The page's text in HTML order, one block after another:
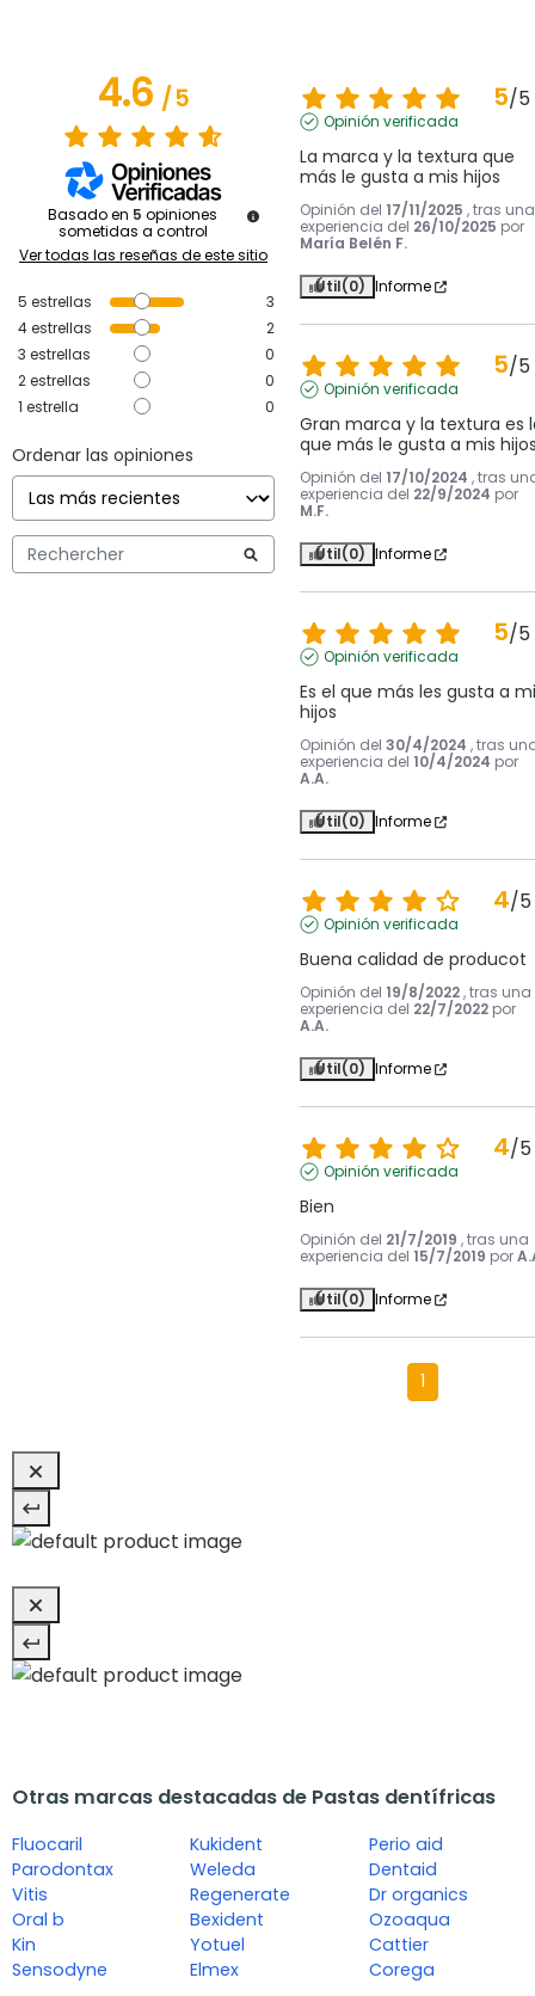
4.6/5
Basado en 5 opiniones
sometidas a control
Ver todas las reseñas de este sitio
5 estrellas
3
4estrellas
2
3 estrellas
0
2estrellas
0
1 estrella 0
Ordenar las opiniones
5/5
Opinión verificada
La marca y la textura que
más le gusta a mis hijos
Opinión del 17/11/2025 , tras una
experiencia del 26/10/2025 por
María Belén F.
Útil(0) Informe
5/5
Opinión verificada
Gran marca y la textura es
que más le gusta a mis
Opinión del 17/10/2024 , tras
experiencia del 22/9/2024 por
M.F.
Útil(0) Informe
5/5
Opinión verificada
Es el que más les gusta a
hijos
Opinión del 30/4/2024 , tras
experiencia del 10/4/2024 por
A.A.
Útil(0) Informe
4/5
Opinión verificada
Buena calidad de producot
Opinión del 19/8/2022 , tras una
experiencia del 22/7/2022 por
A.A.
Útil(0) Informe
4/5
Opinión verificada
Bien
Opinión del 21/7/2019 , tras una
experiencia del 15/7/2019 por
Útil(0) Informe
1
Otras marcas destacadas de Pastas dentífricas
Fluocaril
Parodontax
Vitis
Oral b
Kin
Sensodyne
Kukident
Weleda
Regenerate
Bexident
Yotuel
Elmex
Perio aid
Dentaid
Dr organics
Ozoaqua
Cattier
Corega